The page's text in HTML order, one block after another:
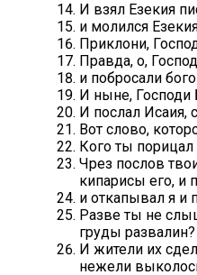
И взял Езекия
и молился
Приклони,
Правда, о,
и побросали
И ныне, Господи
И послал Исаия,
Вот слово,
Кого ты
Чрез послов
кипарисы его, и
и откапывал я и
Разве ты не
груды развалин?
И жители их
нежели